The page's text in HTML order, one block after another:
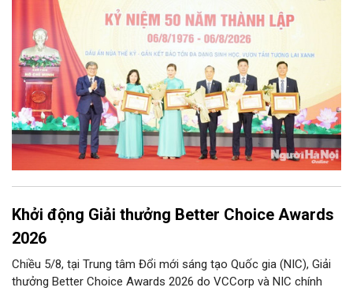
nghỉ của đơn vị công ích trọng điểm, gắn liền với ký ức của biết
bao thế hệ người dân Thủ đô và du khách thập phương.
Khởi động Giải thưởng Better Choice Awards
2026
Chiều 5/8, tại Trung tâm Đổi mới sáng tạo Quốc gia (NIC), Giải
thưởng Better Choice Awards 2026 do VCCorp và NIC chính